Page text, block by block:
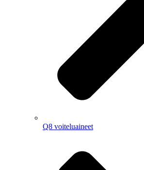
Q8 voiteluaineet